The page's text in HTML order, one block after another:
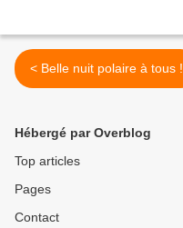
< Belle nuit polaire à tous !
Hébergé par Overblog
Top articles
Pages
Contact